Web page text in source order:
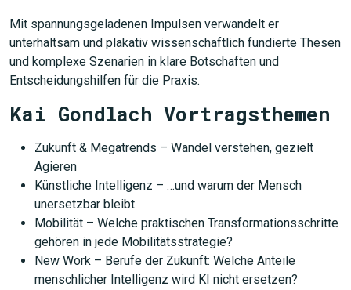
Mit spannungsgeladenen Impulsen verwandelt er
unterhaltsam und plakativ wissenschaftlich fundierte Thesen
und komplexe Szenarien in klare Botschaften und
Entscheidungshilfen für die Praxis.
Kai Gondlach Vortragsthemen
Zukunft & Megatrends – Wandel verstehen, gezielt
Agieren
Künstliche Intelligenz – …und warum der Mensch
unersetzbar bleibt.
Mobilität – Welche praktischen Transformationsschritte
gehören in jede Mobilitätsstrategie?
New Work – Berufe der Zukunft: Welche Anteile
menschlicher Intelligenz wird KI nicht ersetzen?